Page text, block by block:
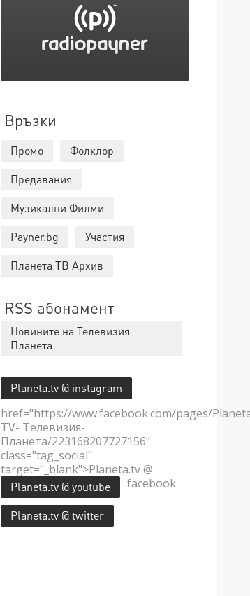
Връзки
Промо
Фолклор
Предавания
Музикални Филми
Payner.bg
Участия
Планета ТВ Архив
RSS абонамент
Новините на Телевизия
Планета
Planeta.tv @ instagram
href="https://www.facebook.com/pages/
TV- Телевизия-
Планета/223168207727156"
class="tag_social"
target="_blank">Planeta.tv @
facebook
Planeta.tv @ youtube
Planeta.tv @ twitter